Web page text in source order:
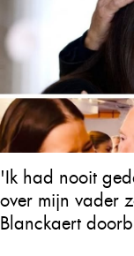
'Ik had nooit
over mijn vader
Blanckaert